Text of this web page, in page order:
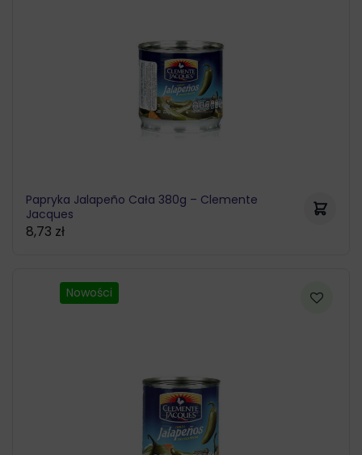
Papryka Jalapeño Cała 380g – Clemente
Jacques
8,73 zł
Nowości